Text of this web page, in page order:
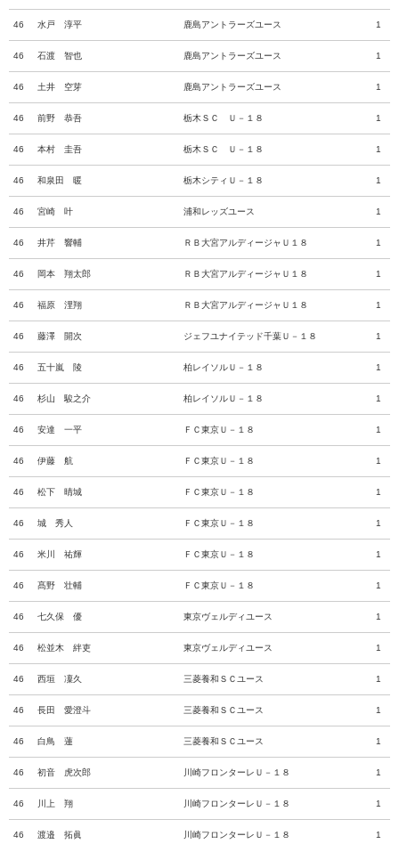
46 水戸 淳平 鹿島アントラーズユース 1
46 石渡 智也 鹿島アントラーズユース 1
46 土井 空芽 鹿島アントラーズユース 1
46 前野 恭吾 栃木ＳＣ Ｕ－１８ 1
46 本村 圭吾 栃木ＳＣ Ｕ－１８ 1
46 和泉田 暖 栃木シティＵ－１８ 1
46 宮崎 叶 浦和レッズユース 1
46 井芹 響輔 ＲＢ大宮アルディージャＵ１８ 1
46 岡本 翔太郎 ＲＢ大宮アルディージャＵ１８ 1
46 福原 浬翔 ＲＢ大宮アルディージャＵ１８ 1
46 藤澤 開次 ジェフユナイテッド千葉Ｕ－１８ 1
46 五十嵐 陵 柏レイソルＵ－１８ 1
46 杉山 駿之介 柏レイソルＵ－１８ 1
46 安達 一平 ＦＣ東京Ｕ－１８ 1
46 伊藤 航 ＦＣ東京Ｕ－１８ 1
46 松下 晴城 ＦＣ東京Ｕ－１８ 1
46 城 秀人 ＦＣ東京Ｕ－１８ 1
46 米川 祐輝 ＦＣ東京Ｕ－１８ 1
46 髙野 壮輔 ＦＣ東京Ｕ－１８ 1
46 七久保 優 東京ヴェルディユース 1
46 松並木 絆吏 東京ヴェルディユース 1
46 西垣 凜久 三菱養和ＳＣユース 1
46 長田 愛澄斗 三菱養和ＳＣユース 1
46 白鳥 蓮 三菱養和ＳＣユース 1
46 初音 虎次郎 川崎フロンターレＵ－１８ 1
46 川上 翔 川崎フロンターレＵ－１８ 1
46 渡邉 拓眞 川崎フロンターレＵ－１８ 1